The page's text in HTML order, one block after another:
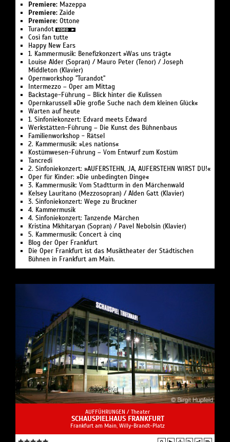
Premiere: Mazeppa
Premiere: Zaide
Premiere: Ottone
Turandot
Così fan tutte
Happy New Ears
1. Kammermusik: Benefizkonzert »Was uns trägt«
Louise Alder (Sopran) / Mauro Peter (Tenor) / Joseph
Middleton (Klavier)
Opernworkshop "Turandot"
Intermezzo – Oper am Mittag
Backstage-Führung – Blick hinter die Kulissen
Opernkarussell »Die große Suche nach dem kleinen Glück«
Warten auf heute
1. Sinfoniekonzert: Edvard meets Edward
Werkstätten-Führung – Die Kunst des Bühnenbaus
Familienworkshop - Rätsel
2. Kammermusik: »Les nations«
Kostümwesen-Führung – Vom Entwurf zum Kostüm
Tancredi
2. Sinfoniekonzert: »AUFERSTEHN, JA, AUFERSTEHN WIRST DU!«
Oper für Kinder: »Die unbedingten Dinge«
3. Kammermusik: Vom Stadtturm in den Märchenwald
Kelsey Lauritano (Mezzosopran) / Alden Gatt (Klavier)
3. Sinfoniekonzert: Wege zu Bruckner
4. Kammermusik
4. Sinfoniekonzert: Tanzende Märchen
Kristina Mkhitaryan (Sopran) / Pavel Nebolsin (Klavier)
5. Kammermusik: Concert à cinq
Blog der Oper Frankfurt
Die Oper Frankfurt ist das Musiktheater der Städtischen
Bühnen in Frankfurt am Main.
AUFFÜHRUNGEN / Theater
SCHAUSPIELHAUS FRANKFURT
Frankfurt am Main, Willy-Brandt-Platz